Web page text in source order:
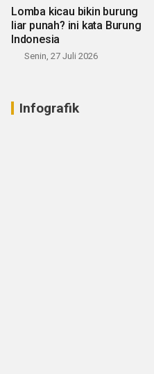
Lomba kicau bikin burung
liar punah? ini kata Burung
Indonesia
Senin, 27 Juli 2026
Infografik